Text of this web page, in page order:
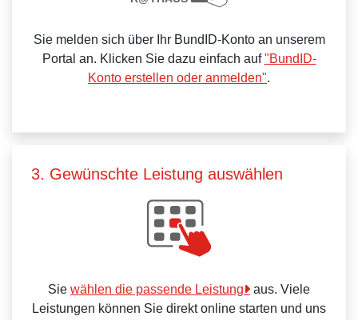
Sie melden sich über Ihr BundID-Konto an unserem
Portal an. Klicken Sie dazu einfach auf"BundID-
Konto erstellen oder anmelden".
3. Gewünschte Leistung auswählen
Sie wählen die passende Leistung
aus. Viele
Leistungen können Sie direkt online starten und uns